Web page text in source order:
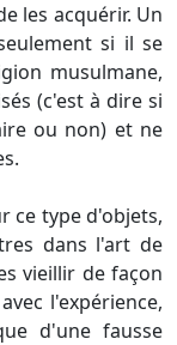
les acquérir. Un
si il se
musulmane,
(c'est à dire si
ou non) et ne
ce type d'objets,
dans l'art de
vieillir de façon
l'expérience,
d'une fausse